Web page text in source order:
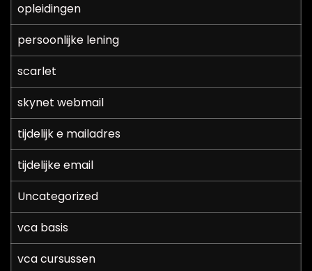
opleidingen
persoonlijke lening
scarlet
skynet webmail
tijdelijk e mailadres
tijdelijke email
Uncategorized
vca basis
vca cursussen